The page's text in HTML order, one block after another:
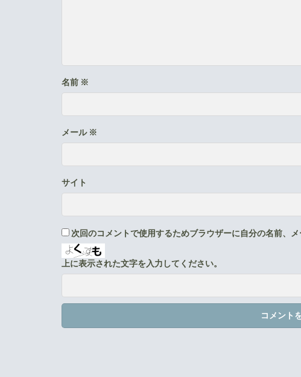
名前 ※
メール ※
サイト
次回のコメントで使用するためブラウザーに自分の名前、メ
上に表示された文字を入力してください。